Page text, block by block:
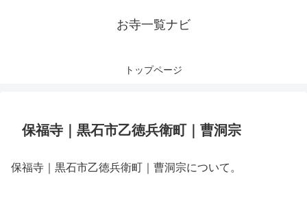
お寺一覧ナビ
トップページ
保福寺｜黒石市乙徳兵衛町｜曹洞宗
保福寺｜黒石市乙徳兵衛町｜曹洞宗について。